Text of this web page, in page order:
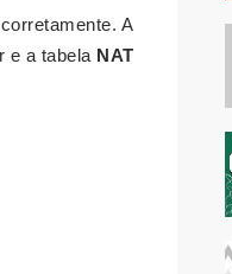
A
e a tabela NAT